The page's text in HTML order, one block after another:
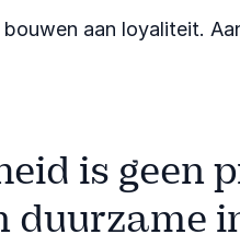
aan loyaliteit.
is geen
duurzame